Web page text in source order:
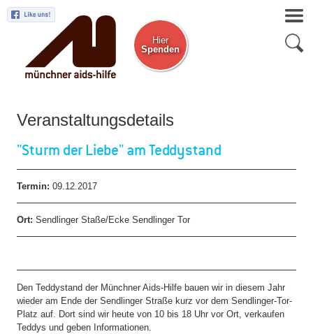
Hier
Spenden
Veranstaltungsdetails
"Sturm der Liebe" am Teddystand
Termin: 09.12.2017
Ort: Sendlinger Staße/Ecke Sendlinger Tor
Den Teddystand der Münchner Aids-Hilfe bauen wir in diesem Jahr
wieder am Ende der Sendlinger Straße kurz vor dem Sendlinger-Tor-
Platz auf. Dort sind wir heute von 10 bis 18 Uhr vor Ort, verkaufen
Teddys und geben Informationen.